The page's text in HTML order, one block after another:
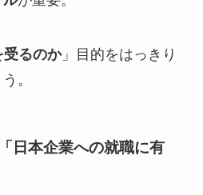
受るのか」目的をはっきり
。
日本企業への就職に有